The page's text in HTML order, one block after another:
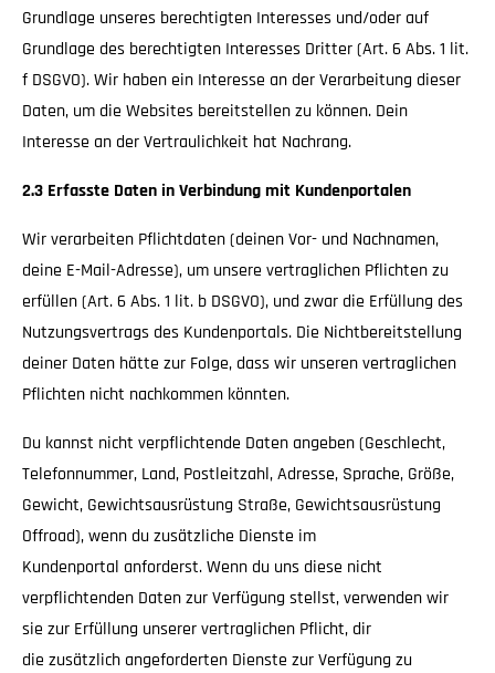
Grundlage unseres berechtigten Interesses und/oder auf
Grundlage des berechtigten Interesses Dritter (Art. 6 Abs. 1 lit.
f DSGVO). Wir haben ein Interesse an der Verarbeitung dieser
Daten, um die Websites bereitstellen zu können. Dein
Interesse an der Vertraulichkeit hat Nachrang.
2.3 Erfasste Daten in Verbindung mit Kundenportalen
Wir verarbeiten Pflichtdaten (deinen Vor- und Nachnamen,
deine E-Mail-Adresse), um unsere vertraglichen Pflichten zu
erfüllen (Art. 6 Abs. 1 lit. b DSGVO), und zwar die Erfüllung des
Nutzungsvertrags des Kundenportals. Die Nichtbereitstellung
deiner Daten hätte zur Folge, dass wir unseren vertraglichen
Pflichten nicht nachkommen könnten.
Du kannst nicht verpflichtende Daten angeben (Geschlecht,
Telefonnummer, Land, Postleitzahl, Adresse, Sprache, Größe,
Gewicht, Gewichtsausrüstung Straße, Gewichtsausrüstung
Offroad), wenn du zusätzliche Dienste im
Kundenportal anforderst. Wenn du uns diese nicht
verpflichtenden Daten zur Verfügung stellst, verwenden wir
sie zur Erfüllung unserer vertraglichen Pflicht, dir
die zusätzlich angeforderten Dienste zur Verfügung zu